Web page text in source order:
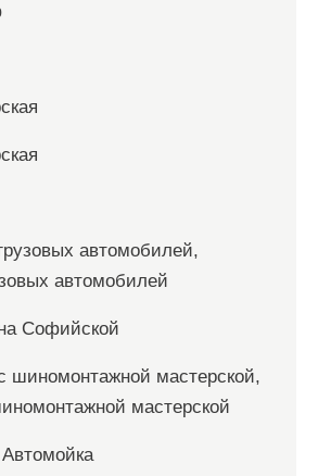
автомобилей,
автомобилей
Софийской
шиномонтажной мастерской,
мастерской